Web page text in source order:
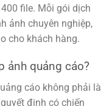
file. Mỗi gói dịch
ảnh chuyên nghiệp,
cho khách hàng.
ảnh quảng cáo?
cáo không phải là
định có chiến